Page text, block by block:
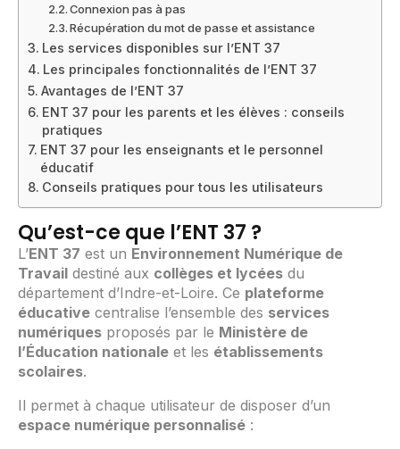
Connexion pas à pas
Récupération du mot de passe et assistance
Les services disponibles sur l’ENT 37
Les principales fonctionnalités de l’ENT 37
Avantages de l’ENT 37
ENT 37 pour les parents et les élèves : conseils
pratiques
ENT 37 pour les enseignants et le personnel
éducatif
Conseils pratiques pour tous les utilisateurs
Qu’est-ce que l’ENT 37 ?
L’ENT 37 est un Environnement Numérique de
Travail destiné aux collèges et lycées du
département d’Indre-et-Loire. Ce plateforme
éducative centralise l’ensemble des services
numériques proposés par le Ministère de
l’Éducation nationale et les établissements
scolaires.
Il permet à chaque utilisateur de disposer d’un
espace numérique personnalisé :